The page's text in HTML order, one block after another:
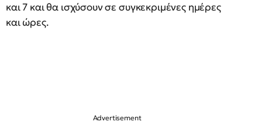
και 7 και θα ισχύσουν σε συγκεκριμένες ημέρες
και ώρες.